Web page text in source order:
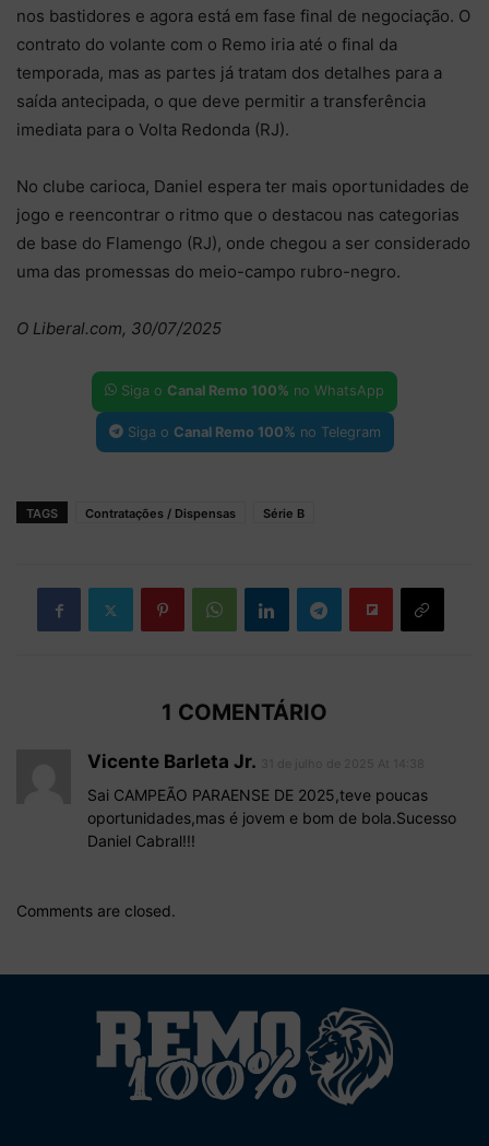
nos bastidores e agora está em fase final de negociação. O
contrato do volante com o Remo iria até o final da
temporada, mas as partes já tratam dos detalhes para a
saída antecipada, o que deve permitir a transferência
imediata para o Volta Redonda (RJ).
No clube carioca, Daniel espera ter mais oportunidades de
jogo e reencontrar o ritmo que o destacou nas categorias
de base do Flamengo (RJ), onde chegou a ser considerado
uma das promessas do meio-campo rubro-negro.
O Liberal.com, 30/07/2025
Siga o Canal Remo 100% no WhatsApp
Siga o Canal Remo 100% no Telegram
TAGS Contratações / Dispensas Série B
1 COMENTÁRIO
Vicente Barleta Jr.
Sai CAMPEÃO PARAENSE DE 2025,teve poucas
oportunidades,mas é jovem e bom de bola.Sucesso
Daniel Cabral!!!
Comments are closed.